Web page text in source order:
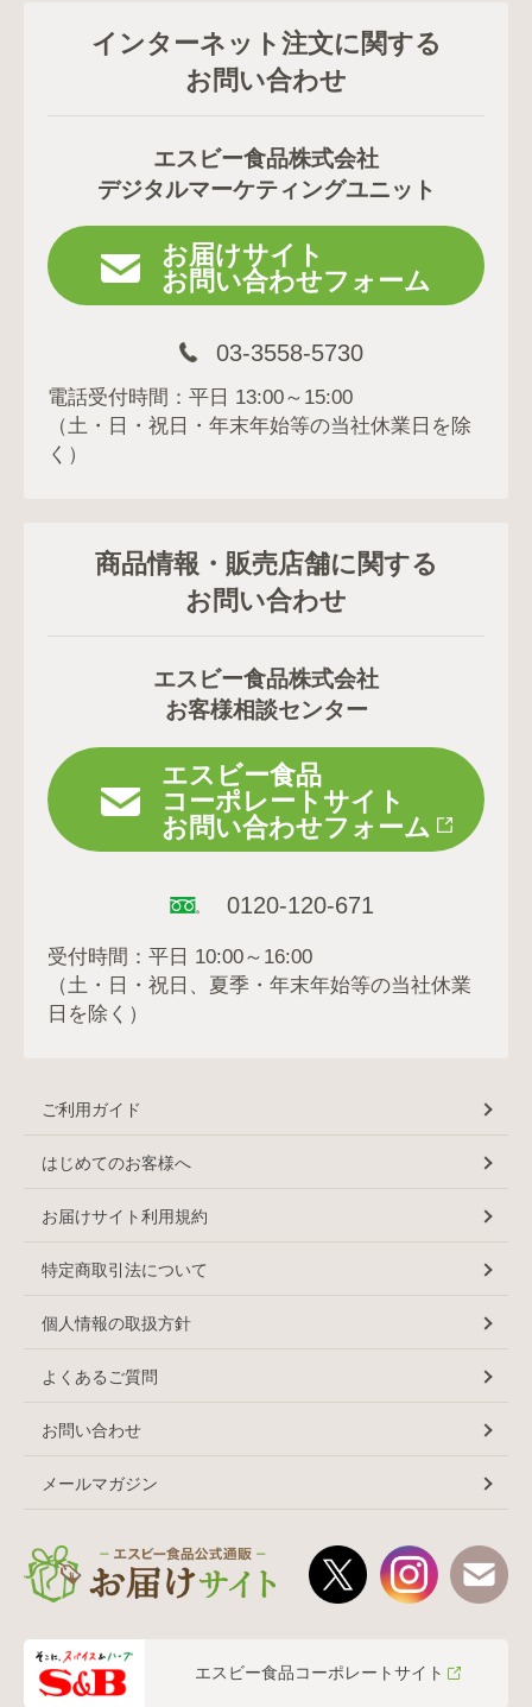
インターネット注文に関する
お問い合わせ
エスビー食品株式会社
デジタルマーケティングユニット
お届けサイト
お問い合わせフォーム
03-3558-5730
電話受付時間：平日 13:00～15:00
（土・日・祝日・年末年始等の当社休業日を除
く）
商品情報・販売店舗に関する
お問い合わせ
エスビー食品株式会社
お客様相談センター
エスビー食品
コーポレートサイト
お問い合わせフォーム
0120-120-671
受付時間：平日 10:00～16:00
（土・日・祝日、夏季・年末年始等の当社休業
日を除く）
ご利用ガイド
はじめてのお客様へ
お届けサイト利用規約
特定商取引法について
個人情報の取扱方針
よくあるご質問
お問い合わせ
メールマガジン
エスビー食品コーポレートサイト